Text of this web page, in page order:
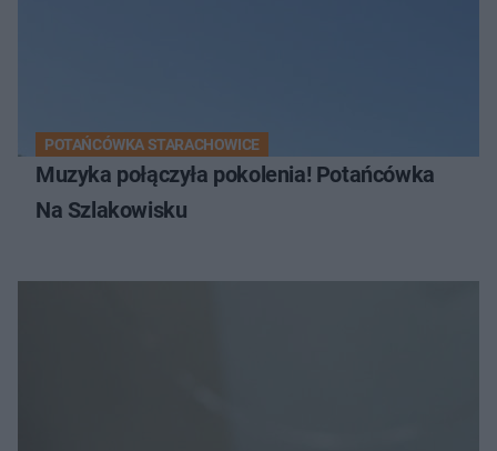
POTAŃCÓWKA STARACHOWICE
Muzyka połączyła pokolenia! Potańcówka
Na Szlakowisku